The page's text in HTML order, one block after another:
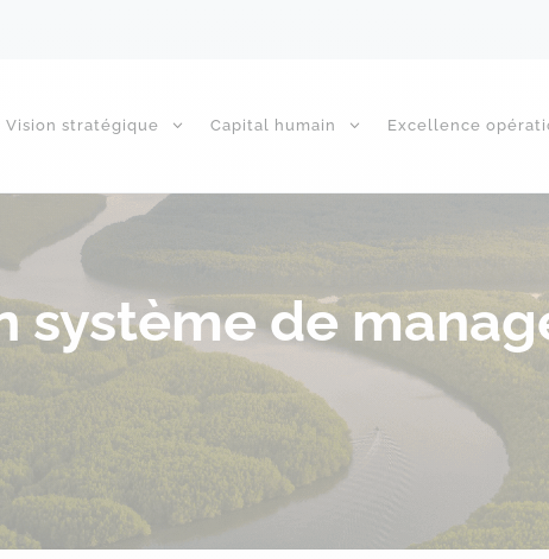
Vision stratégique Capital humain Excellence
système de